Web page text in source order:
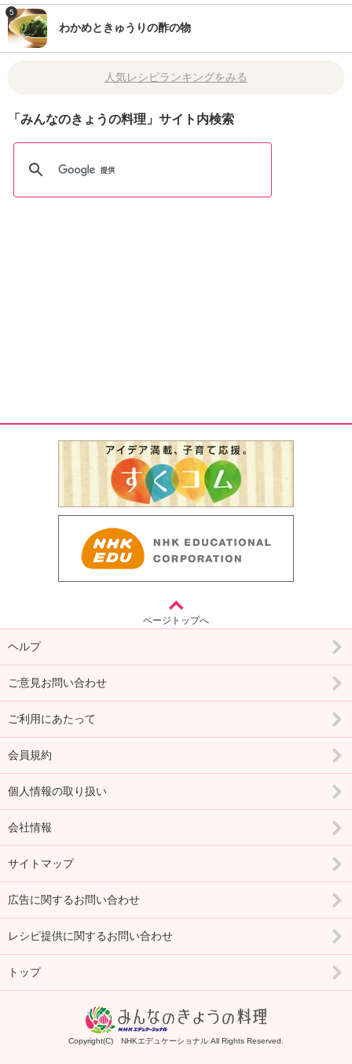
5
わかめときゅうりの酢の物
人気レシピランキングをみる
「みんなのきょうの料理」サイト内検索
ページトップへ
ヘルプ
ご意見お問い合わせ
ご利用にあたって
会員規約
個人情報の取り扱い
会社情報
サイトマップ
広告に関するお問い合わせ
レシピ提供に関するお問い合わせ
トップ
Copyright(C) NHKエデュケーショナル All Rights Reserved.